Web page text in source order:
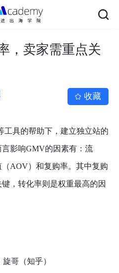
，卖家需重点关
收藏
工具的帮助下，建立独立站的
影响GMV的因素有：流
AOV）和复购率。其中复购
，转化率则是权重最高的因
哥（知乎）